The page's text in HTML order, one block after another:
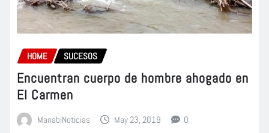
HOME SUCESOS
Encuentran cuerpo de hombre ahogado en
El Carmen
ManabiNoticias May 23, 2019 0